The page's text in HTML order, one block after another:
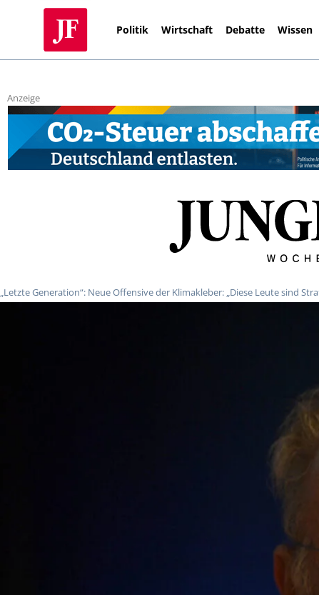
Politik Wirtschaft Debatte Wissen
Anzeige
„Letzte Generation“: Neue Offensive der Klimakleber: „Diese Leute sind